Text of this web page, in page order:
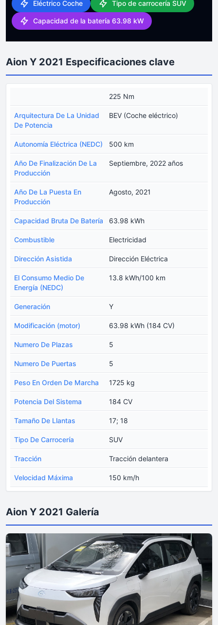
Eléctrico Coche Tipo de carrocería SUV
Capacidad de la batería 63.98 kW
Aion Y 2021 Especificaciones clave
225 Nm
Arquitectura De La Unidad
De Potencia
BEV (Coche eléctrico)
Autonomía Eléctrica (NEDC) 500 km
Año De Finalización De La
Producción
Septiembre, 2022 años
Año De La Puesta En
Producción
Agosto, 2021
Capacidad Bruta De Batería 63.98 kWh
Combustible Electricidad
Dirección Asistida Dirección Eléctrica
El Consumo Medio De
Energía (NEDC)
13.8 kWh/100 km
Generación Y
Modificación (motor) 63.98 kWh (184 CV)
Numero De Plazas 5
Numero De Puertas 5
Peso En Orden De Marcha 1725 kg
Potencia Del Sistema 184 CV
Tamaño De Llantas 17; 18
Tipo De Carrocería SUV
Tracción Tracción delantera
Velocidad Máxima 150 km/h
Aion Y 2021 Galería